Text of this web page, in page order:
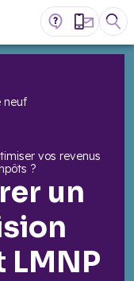
neuf
vos revenus
?
un
LMNP